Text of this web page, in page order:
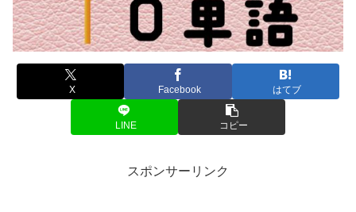
X Facebook はてブ
LINE コピー
スポンサーリンク